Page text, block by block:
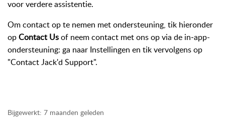
voor verdere assistentie.
Om contact op te nemen met ondersteuning, tik hieronder
opContact Usof neem contact met ons op via de in‑app-
ondersteuning: ga naar Instellingen en tik vervolgens op
"Contact Jack'd Support".
Bijgewerkt: 7 maanden geleden